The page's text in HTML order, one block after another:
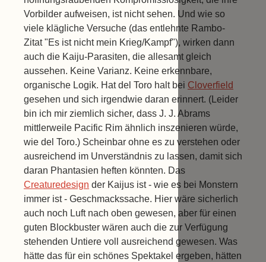
Vorbilder aufweisen, ist nicht sehen. Und wie so
viele klägliche Versuche (das entlehnte Rambo-
Zitat "Es ist nicht mein Krieg/Kampf"), wirken dann
auch die Kaiju-Parasiten, die allesamt gleich
aussehen. Keine Varianz. Keine erkennbare,
organische Logik. Hat del Toro halt bei Cloverfield
gesehen und sich irgendwie daran erinnert. (Leider
bin ich mir ziemlich sicher, dass J. J. Abrams
mittlerweile Pacific Rim ähnlich inszenieren würde,
wie del Toro.) Scheinbar ohne es zu verstehen oder
ausreichend im Unverständnis zu lassen, damit sich
daran Phantasien heften könnten. Das
Creaturedesign der Kaijus ist - wie es bei Monstern
immer ist - Geschmackssache. Hier wäre sicherlich
auch noch Luft nach oben gewesen, aber für einen
guten Blockbuster wären auch die zur Verfügung
stehenden Untiere voll ausreichend gewesen. Was
hätte das für ein schönes Spektakel ergeben, hätten